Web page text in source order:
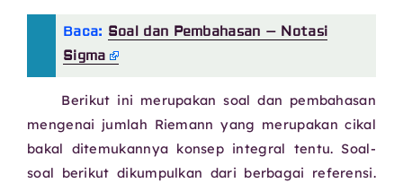
Baca: Soal dan Pembahasan – Notasi
Sigma
Berikut ini merupakan soal dan pembahasan
mengenai jumlah Riemann yang merupakan cikal
bakal ditemukannya konsep integral tentu. Soal-
soal berikut dikumpulkan dari berbagai referensi.